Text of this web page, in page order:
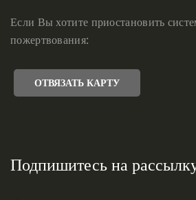
Если Вы хотите приостановить
пожертвования:
ОТВЯЗАТЬ КАРТУ
Подпишитесь на